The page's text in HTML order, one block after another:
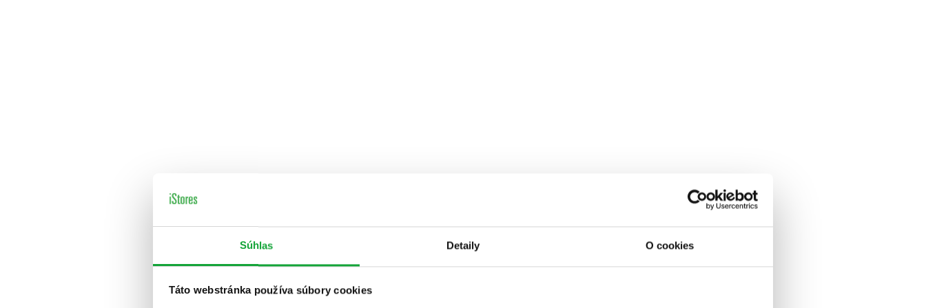
Súhlas Detaily O cookies
Táto webstránka používa súbory cookies